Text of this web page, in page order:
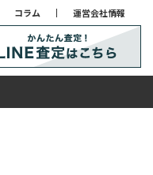
コラム 運営会社情報